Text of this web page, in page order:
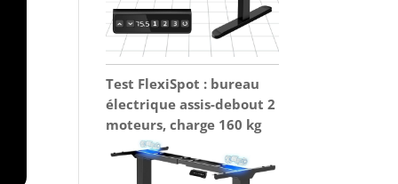
Test FlexiSpot : bureau
électrique assis-debout 2
moteurs, charge 160 kg